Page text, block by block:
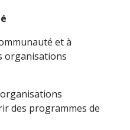
et à
organisations
des programmes de